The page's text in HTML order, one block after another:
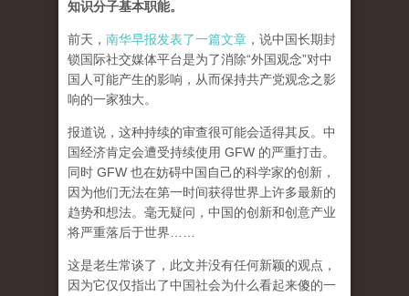
知识分子基本职能。
前天， 南华早报发表了一篇文章 ，说中国长期封
锁国际社交媒体平台是为了消除“外国观念”对中
国人可能产生的影响，从而保持共产党观念之影
响的一家独大。
报道说，这种持续的审查很可能会适得其反。中
国经济肯定会遭受持续使用 GFW 的严重打击。
同时 GFW 也在妨碍中国自己的科学家的创新，
因为他们无法在第一时间获得世界上许多最新的
趋势和想法。毫无疑问，中国的创新和创意产业
将严重落后于世界……
这是老生常谈了，此文并没有任何新颖的观点，
因为它仅仅指出了中国社会为什么看起来傻的一